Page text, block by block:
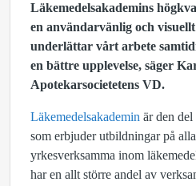
Läkemedelsakademins
en användarvänlig och
underlättar vårt arbete
en bättre upplevelse, säger
Apotekarsocietetens VD.
Läkemedelsakademin är den del
som erbjuder utbildningar på
yrkesverksamma inom
har en allt större andel av